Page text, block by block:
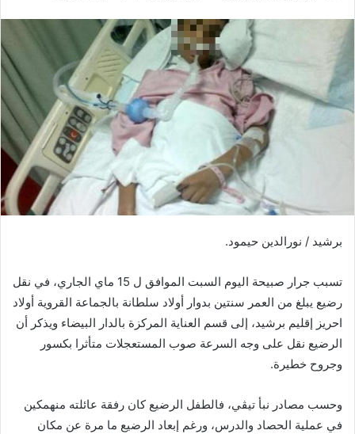
س
ل
ب
ر
ي
ا
إ
ل
ك
برشيد / نورالدين حيمود.
تسبب جرار صبيحة اليوم السبت الموافق ل 15 ماي الجاري، في نقل
رضيع يبلغ من العمر سنتين بدوار أولاد سلطانة بالجماعة القروية أولاد
احريز إقليم برشيد، إلى قسم العناية المركزة بالدار البيضاء ويذكر أن
الرضيع نقل على وجه السرعة صوب المستعجلات متأثرا بكسور
وجروح خطيرة.
وحسب مصادر نبأ تيڤي، فالطفل الرضيع كان رفقة عائلته منهمكين
في عملية الحصاد والدرس، ورغم إبعاد الرضيع ما مرة عن مكان